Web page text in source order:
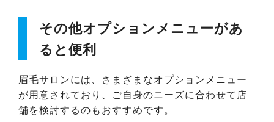
その他オプションメニューがあ
ると便利
眉毛サロンには、さまざまなオプションメニュー
が用意されており、ご自身のニーズに合わせて店
舗を検討するのもおすすめです。